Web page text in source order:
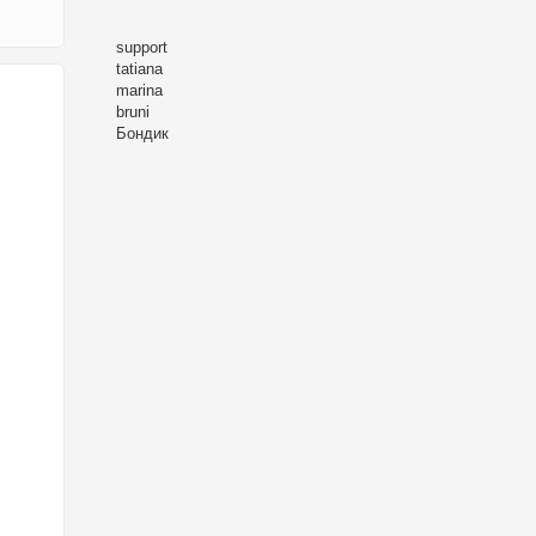
support
tatiana
marina
bruni
Бондик